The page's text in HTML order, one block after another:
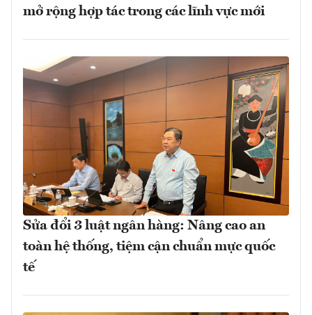
mở rộng hợp tác trong các lĩnh vực mới
Sửa đổi 3 luật ngân hàng: Nâng cao an
toàn hệ thống, tiệm cận chuẩn mực quốc
tế